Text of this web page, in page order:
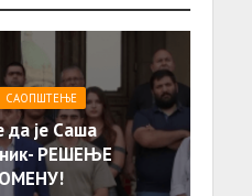
САОПШТЕЊE
да је Саша
РЕШЕЊЕ